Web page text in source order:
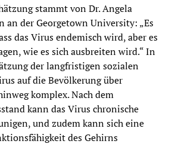
stammt von Dr. Angela
an der Georgetown University: „Es
das Virus endemisch wird, aber es
wie es sich ausbreiten wird.“ In
der langfristigen sozialen
auf die Bevölkerung über
komplex. Nach dem
kann das Virus chronische
und zudem kann sich eine
des Gehirns